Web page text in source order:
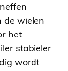
de wielen
het
stabieler
wordt